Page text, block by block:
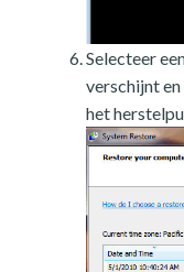
Selecteer
verschijnt
het